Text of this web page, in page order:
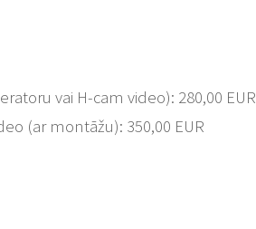
vai H-cam video): 280,00 EUR
(ar montāžu): 350,00 EUR